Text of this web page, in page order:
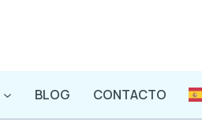
BLOG CONTACTO